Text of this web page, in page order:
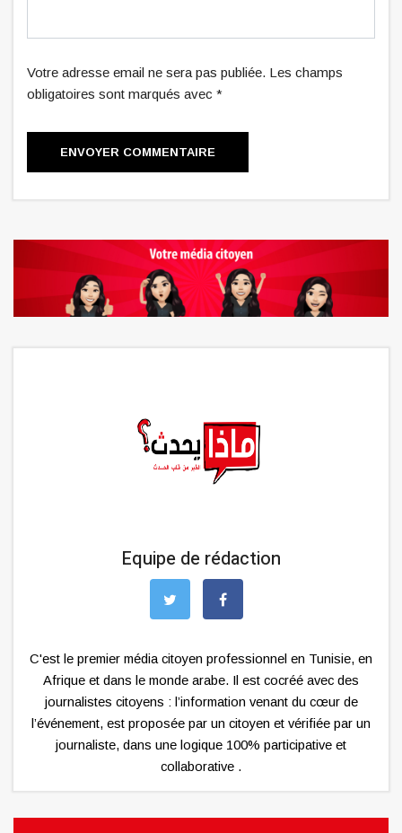
Votre adresse email ne sera pas publiée. Les champs
obligatoires sont marqués avec *
ENVOYER COMMENTAIRE
Equipe de rédaction
C'est le premier média citoyen professionnel en Tunisie, en
Afrique et dans le monde arabe. Il est cocréé avec des
journalistes citoyens : l’information venant du cœur de
l’événement, est proposée par un citoyen et vérifiée par un
journaliste, dans une logique 100% participative et
collaborative .